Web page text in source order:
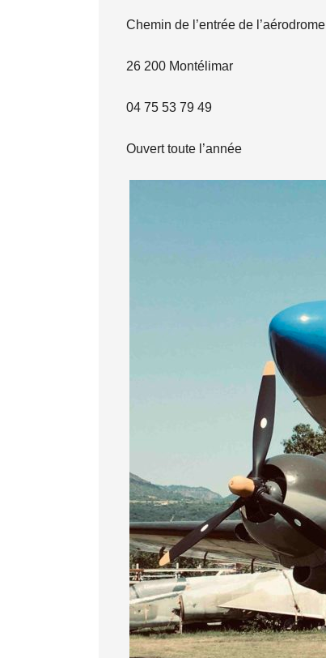
Chemin de l’entrée de l’aérodrome
26 200 Montélimar
04 75 53 79 49
Ouvert toute l’année